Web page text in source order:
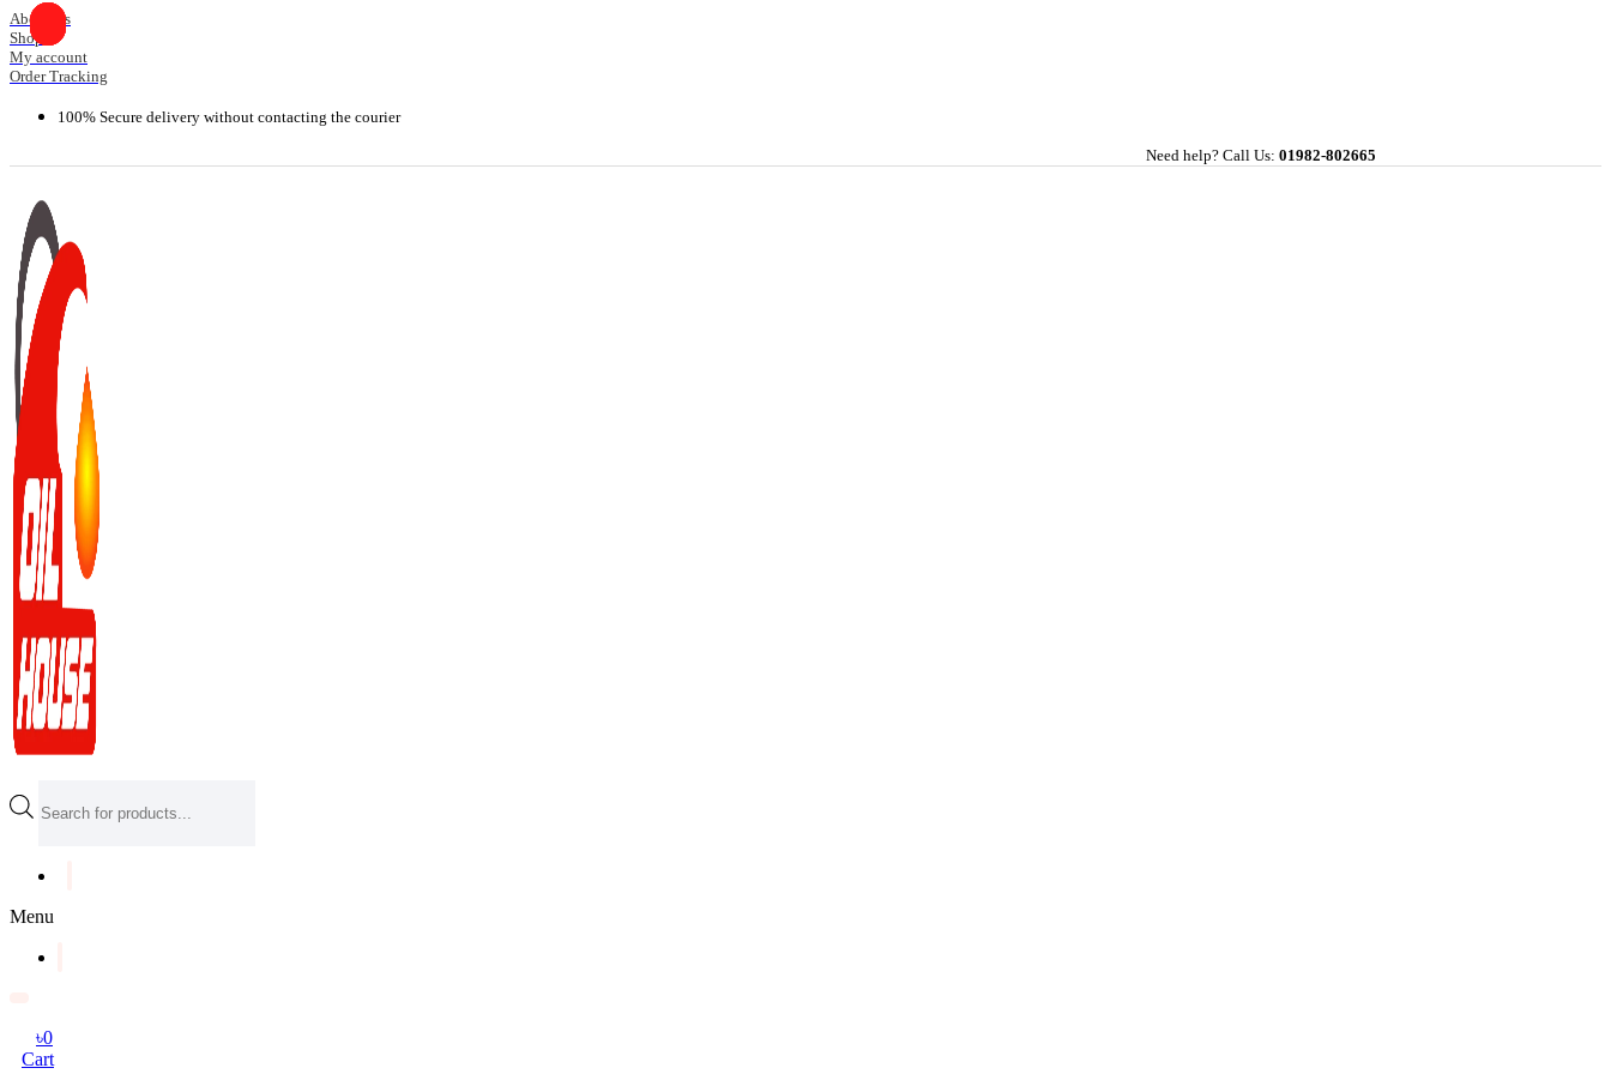
Skip
to
content
About Us
Shop
My account
Order Tracking
100% Secure delivery without contacting the courier
Need help? Call Us: 01982-802665
search
Menu
৳0
Cart